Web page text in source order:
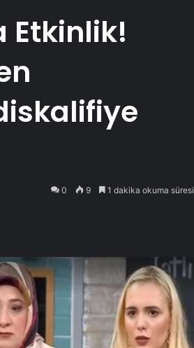
Etkinlik!
0 9 1 dakika okuma süresi